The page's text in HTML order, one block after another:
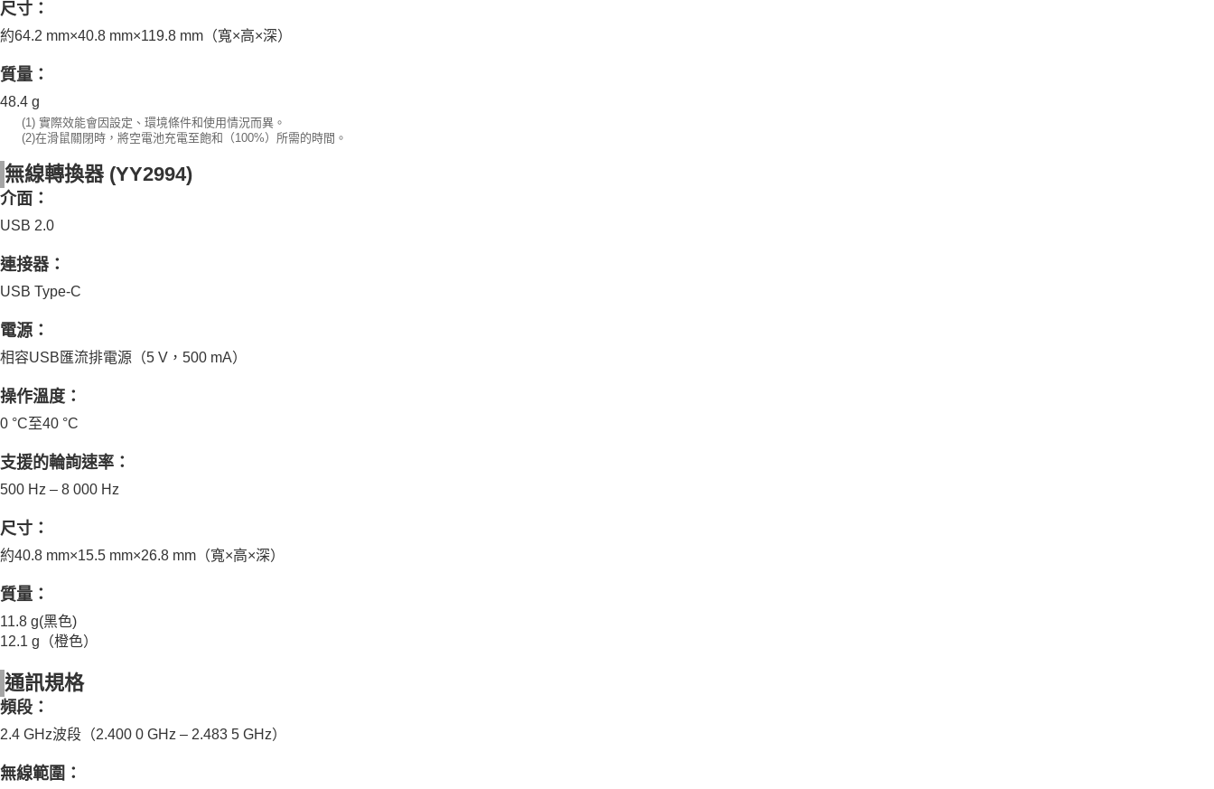
尺寸：
約64.2 mm×40.8 mm×119.8 mm（寬×高×深）
質量 ：
48.4 g
(1) 實際效能會因設定、環境條件和使用情況而異。
(2)在滑鼠關閉時，將空電池充電至飽和（100%）所需的時間。
無線轉換器 (YY2994)
介面：
USB 2.0
連接器：
USB Type-C
電源 ：
相容USB匯流排電源（5 V，500 mA）
操作溫度 ：
0 °C至40 °C
支援的輪詢速率：
500 Hz – 8 000 Hz
尺寸：
約40.8 mm×15.5 mm×26.8 mm（寬×高×深）
質量 ：
11.8 g(黑色)
12.1 g （橙色）
通訊規格
頻段 ：
2.4 GHz波段（2.400 0 GHz – 2.483 5 GHz）
無線範圍：